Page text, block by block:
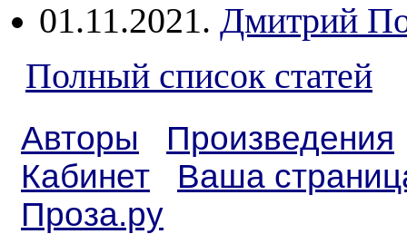
01.11.2021. Дмитрий
Полный список статей
Авторы
Произведения
Кабинет
Ваша
Проза.ру